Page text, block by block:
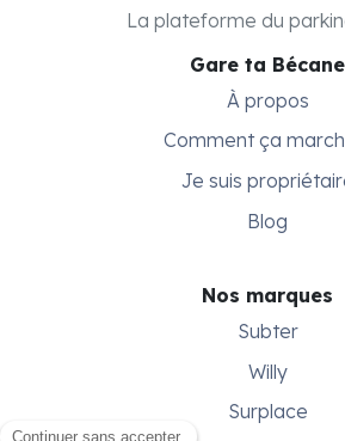
Gare ta Bécane
À propos
Comment ça
Je suis
Blog
Nos marques
Subter
Willy
Surplace
La plateforme du